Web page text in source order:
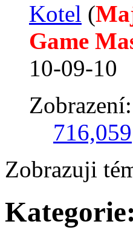
Kotel ‎(
Game
10-09-10
Zobrazení:
716,059
Zobrazuji
Kategorie: